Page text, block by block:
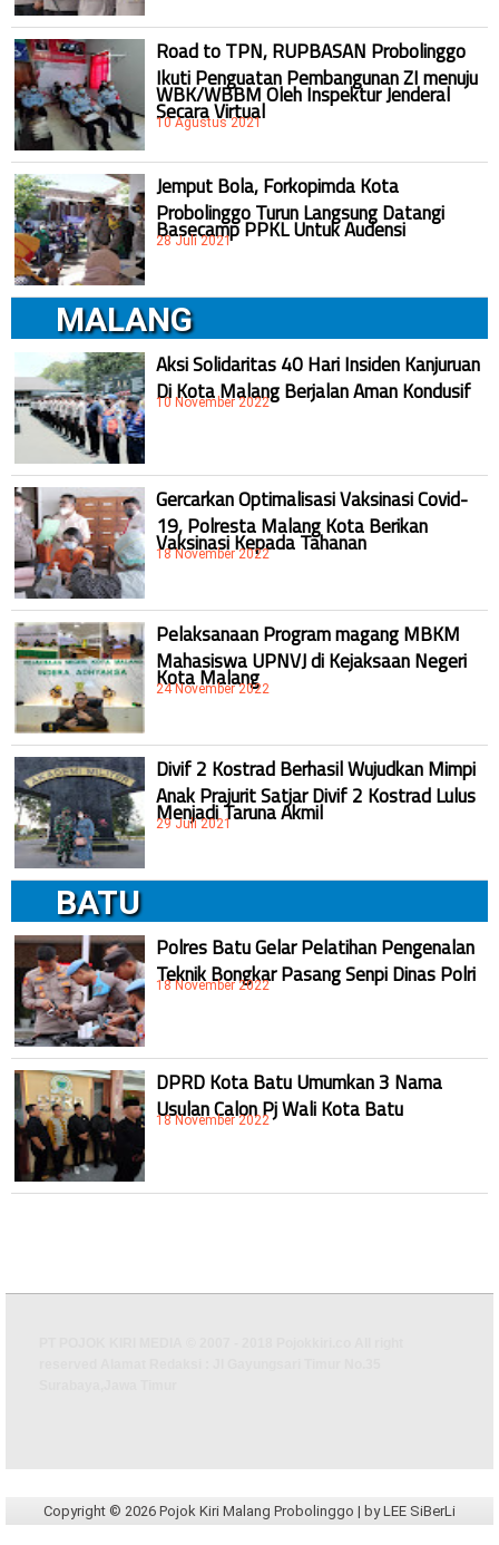
Road to TPN, RUPBASAN Probolinggo
Ikuti Penguatan Pembangunan ZI menuju
WBK/WBBM Oleh Inspektur Jenderal
Secara Virtual
10 Agustus 2021
Jemput Bola, Forkopimda Kota
Probolinggo Turun Langsung Datangi
Basecamp PPKL Untuk Audensi
28 Juli 2021
MALANG
Aksi Solidaritas 40 Hari Insiden Kanjuruan
Di Kota Malang Berjalan Aman Kondusif
10 November 2022
Gercarkan Optimalisasi Vaksinasi Covid-
19, Polresta Malang Kota Berikan
Vaksinasi Kepada Tahanan
18 November 2022
Pelaksanaan Program magang MBKM
Mahasiswa UPNVJ di Kejaksaan Negeri
Kota Malang
24 November 2022
Divif 2 Kostrad Berhasil Wujudkan Mimpi
Anak Prajurit Satjar Divif 2 Kostrad Lulus
Menjadi Taruna Akmil
29 Juli 2021
BATU
Polres Batu Gelar Pelatihan Pengenalan
Teknik Bongkar Pasang Senpi Dinas Polri
18 November 2022
DPRD Kota Batu Umumkan 3 Nama
Usulan Calon Pj Wali Kota Batu
18 November 2022
Copyright © 2026 Pojok Kiri Malang Probolinggo | byLEE SiBerLi